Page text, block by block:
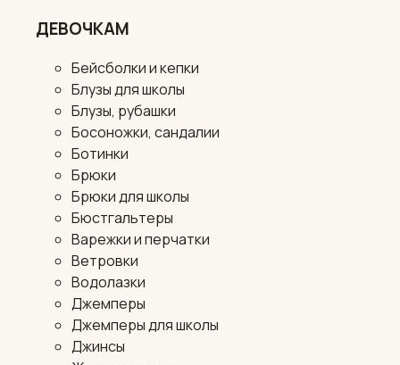
ДЕВОЧКАМ
Бейсболки и кепки
Блузы для школы
Блузы, рубашки
Босоножки, сандалии
Ботинки
Брюки
Брюки для школы
Бюстгальтеры
Варежки и перчатки
Ветровки
Водолазки
Джемперы
Джемперы для школы
Джинсы